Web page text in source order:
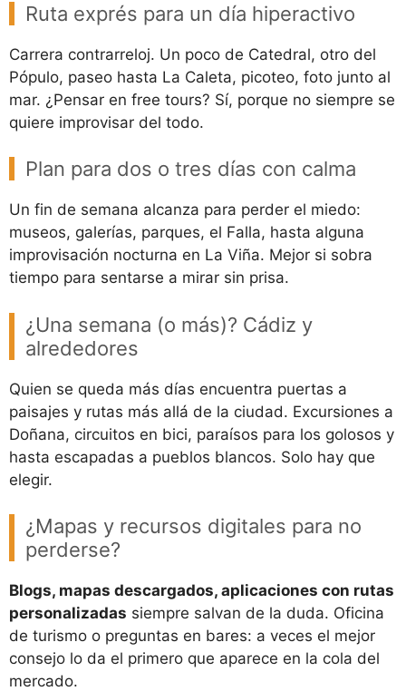
Ruta exprés para un día hiperactivo
Carrera contrarreloj. Un poco de Catedral, otro del
Pópulo, paseo hasta La Caleta, picoteo, foto junto al
mar. ¿Pensar en free tours? Sí, porque no siempre se
quiere improvisar del todo.
Plan para dos o tres días con calma
Un fin de semana alcanza para perder el miedo:
museos, galerías, parques, el Falla, hasta alguna
improvisación nocturna en La Viña. Mejor si sobra
tiempo para sentarse a mirar sin prisa.
¿Una semana (o más)? Cádiz y
alrededores
Quien se queda más días encuentra puertas a
paisajes y rutas más allá de la ciudad. Excursiones a
Doñana, circuitos en bici, paraísos para los golosos y
hasta escapadas a pueblos blancos. Solo hay que
elegir.
¿Mapas y recursos digitales para no
perderse?
Blogs, mapas descargados, aplicaciones con rutas
personalizadas siempre salvan de la duda. Oficina
de turismo o preguntas en bares: a veces el mejor
consejo lo da el primero que aparece en la cola del
mercado.